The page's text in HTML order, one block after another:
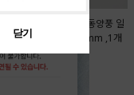
12]아크릴펜던트 동양풍 일
쿠 자개행운부적 7x30mm ,1개
닫기